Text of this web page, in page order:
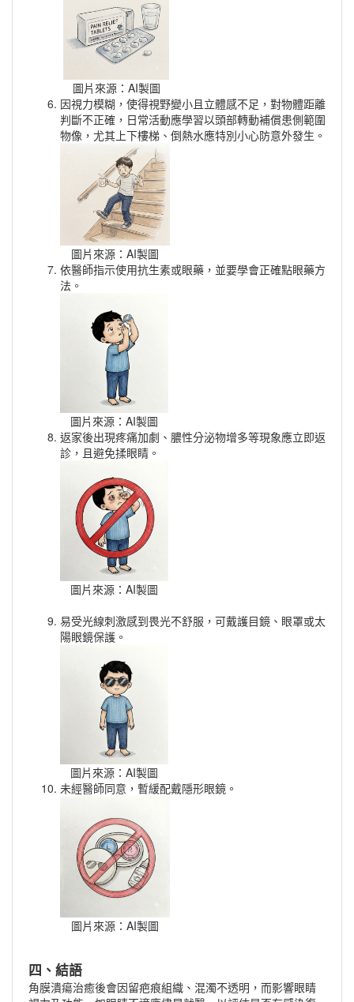
圖片來源：AI製圖
因視力模糊，使得視野變小且立體感不足，對物體距離
判斷不正確，日常活動應學習以頭部轉動補償患側範圍
物像，尤其上下樓梯、倒熱水應特別小心防意外發生。
圖片來源：AI製圖
依醫師指示使用抗生素或眼藥，並要學會正確點眼藥方
法。
圖片來源：AI製圖
返家後出現疼痛加劇、膿性分泌物增多等現象應立即返
診，且避免揉眼睛。
圖片來源：AI製圖
易受光線刺激感到畏光不舒服，可戴護目鏡、眼罩或太
陽眼鏡保護。
圖片來源：AI製圖
未經醫師同意，暫緩配戴隱形眼鏡。
圖片來源：AI製圖
四、結語
角膜潰瘍治癒後會因留疤痕組織、混濁不透明，而影響眼睛